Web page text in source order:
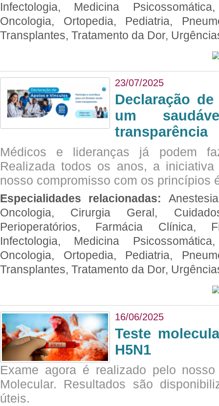
Infectologia, Medicina
Oncologia, Ortopedia, Pediatria,
Transplantes, Tratamento da Dor,
23/07/2025
Declaração
um
transparência
Médicos e lideranças já podem
Realizada todos os anos, a
nosso compromisso com os princípios
Especialidades relacionadas:
Oncologia, Cirurgia Geral,
Perioperatórios, Farmácia Clínica,
Infectologia, Medicina
Oncologia, Ortopedia, Pediatria,
Transplantes, Tratamento da Dor,
16/06/2025
Teste
H5N1
Exame agora é realizado pelo
Molecular. Resultados são
úteis.